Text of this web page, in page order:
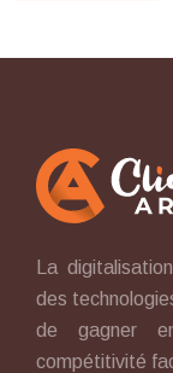
La
des
de gagner
compétitivité